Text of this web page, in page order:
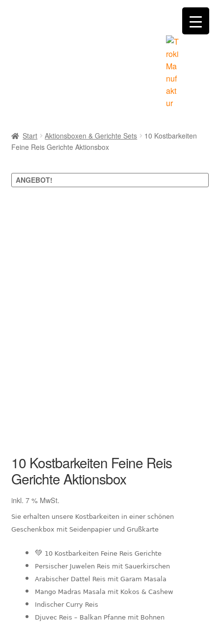
Händler Angebote
Manufaktur
Start Aktionsboxen & Gerichte Sets
10 Kostbarkeiten
Feine Reis Gerichte Aktionsbox
ANGEBOT!
10 Kostbarkeiten Feine Reis
Gerichte Aktionsbox
inkl. 7 % MwSt.
Sie erhalten unsere Kostbarkeiten in einer schönen
Geschenkbox mit Seidenpapier und Grußkarte
💚 10 Kostbarkeiten Feine Reis Gerichte
Persischer Juwelen Reis mit Sauerkirschen
Arabischer Dattel Reis mit Garam Masala
Mango Madras Masala mit Kokos & Cashew
Indischer Curry Reis
Djuvec Reis – Balkan Pfanne mit Bohnen